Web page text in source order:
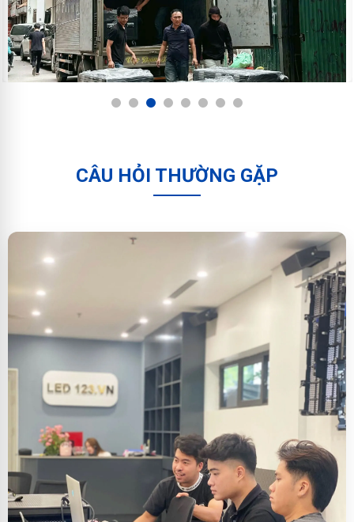
1 2 3 4 5 6 7 8
CÂU HỎI THƯỜNG GẶP